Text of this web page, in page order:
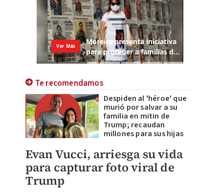
Te recomendamos
Despiden al 'héroe' que
murió por salvar a su
familia en mitin de
Trump; recaudan
millones para sus hijas
Evan Vucci, arriesga su vida
para capturar foto viral de
Trump